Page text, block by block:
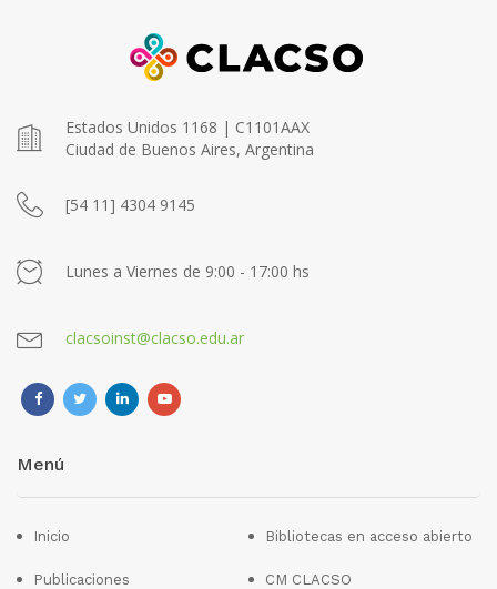
Estados Unidos 1168 | C1101AAX
Ciudad de Buenos Aires, Argentina
[54 11] 4304 9145
Lunes a Viernes de 9:00 - 17:00 hs
clacsoinst@clacso.edu.ar
Menú
Inicio
Publicaciones
Bibliotecas en acceso abierto
CM CLACSO